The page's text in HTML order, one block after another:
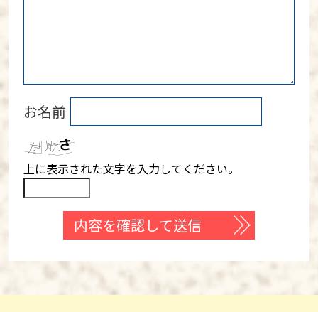
お名前
上に表示された文字を入力してください。